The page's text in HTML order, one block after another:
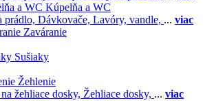
Kúpelňa a WC
prádlo, Dávkovače, Lavóry, vandle, ... viac
Zaváranie
Sušiaky
Žehlenie
žehliace dosky, Žehliace dosky, ... viac